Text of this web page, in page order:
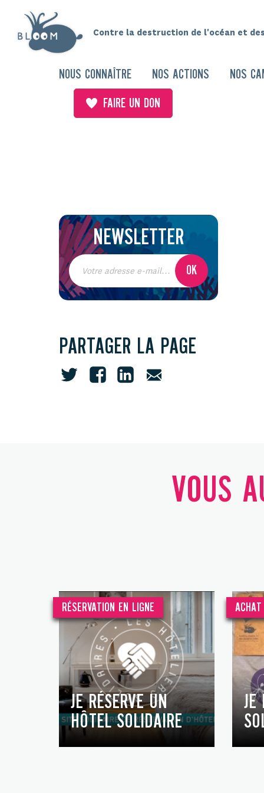
Contre la destruction de l'océan et
NOUS CONNAÎTRE NOS ACTIONS NOS
FAIRE UN DON
NEWSLETTER
PARTAGER LA PAGE
VOUS
RÉSERVATION EN LIGNE
JE RÉSERVE UN
HÔTEL SOLIDAIRE
JE